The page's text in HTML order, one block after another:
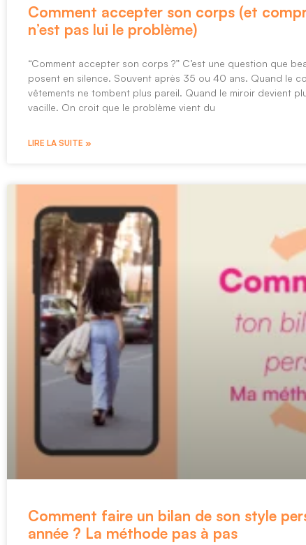
Comment accepter son corps (et
n’est pas lui le problème)
“Comment accepter son corps ?” C’est une question que
posent en silence. Souvent après 35 ou 40 ans. Quand le
vêtements ne tombent plus pareil. Quand le miroir devient
vacille. On croit que le problème vient du
LIRE LA SUITE »
Comment faire un bilan de son style
année ? La méthode pas à pas